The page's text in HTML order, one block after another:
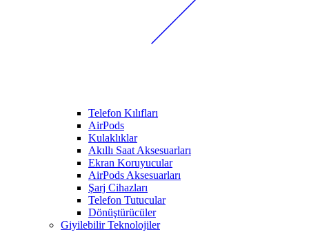
Telefon Kılıfları
AirPods
Kulaklıklar
Akıllı Saat Aksesuarları
Ekran Koruyucular
AirPods Aksesuarları
Şarj Cihazları
Telefon Tutucular
Dönüştürücüler
Giyilebilir Teknolojiler